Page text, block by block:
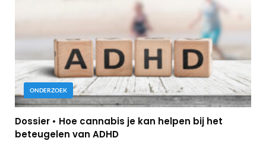
ONDERZOEK
Dossier • Hoe cannabis je kan helpen bij het
beteugelen van ADHD